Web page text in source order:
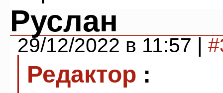
Руслан
29/12/2022 в 11:57 |
Редактор :